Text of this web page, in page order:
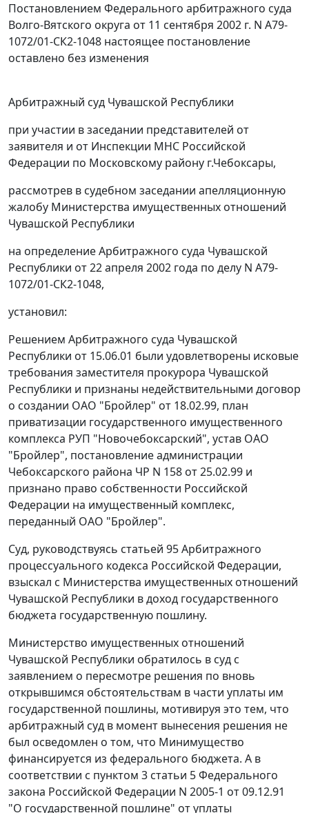
Постановлением Федерального арбитражного суда
Волго-Вятского округа от 11 сентября 2002 г. N А79-
1072/01-СК2-1048 настоящее постановление
оставлено без изменения
Арбитражный суд Чувашской Республики
при участии в заседании представителей от
заявителя и от Инспекции МНС Российской
Федерации по Московскому району г.Чебоксары,
рассмотрев в судебном заседании апелляционную
жалобу Министерства имущественных отношений
Чувашской Республики
на определениеАрбитражного суда Чувашской
Республики от 22 апреля 2002 года по делу N А79-
1072/01-СК2-1048,
установил:
Решением Арбитражного суда Чувашской
Республики от 15.06.01 были удовлетворены исковые
требования заместителя прокурора Чувашской
Республики и признаны недействительными договор
о создании ОАО "Бройлер" от 18.02.99, план
приватизации государственного имущественного
комплекса РУП "Новочебоксарский", устав ОАО
"Бройлер", постановление администрации
Чебоксарского района ЧР N 158 от 25.02.99 и
признано право собственности Российской
Федерации на имущественный комплекс,
переданный ОАО "Бройлер".
Суд, руководствуясь статьей 95Арбитражного
процессуального кодекса Российской Федерации,
взыскал с Министерства имущественных отношений
Чувашской Республики в доход государственного
бюджета государственную пошлину.
Министерство имущественных отношений
Чувашской Республики обратилось в суд с
заявлением о пересмотре решения по вновь
открывшимся обстоятельствам в части уплаты им
государственной пошлины, мотивируя это тем, что
арбитражный суд в момент вынесения решения не
был осведомлен о том, что Минимущество
финансируется из федерального бюджета. А в
соответствии с пунктом 3 статьи 5Федерального
закона Российской Федерации N 2005-1 от 09.12.91
"О государственной пошлине" от уплаты